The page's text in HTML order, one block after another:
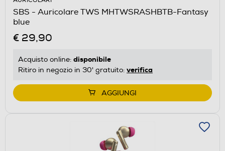
SBS - Auricolare TWS MHTWSRASHBTB-Fantasy
blue
€ 29,90
Acquisto online: disponibile
Ritiro in negozio in 30' gratuito: verifica
AGGIUNGI